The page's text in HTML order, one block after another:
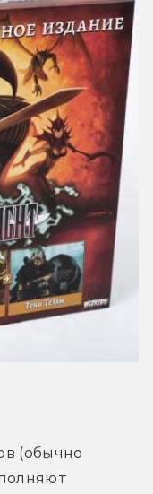
(обычно